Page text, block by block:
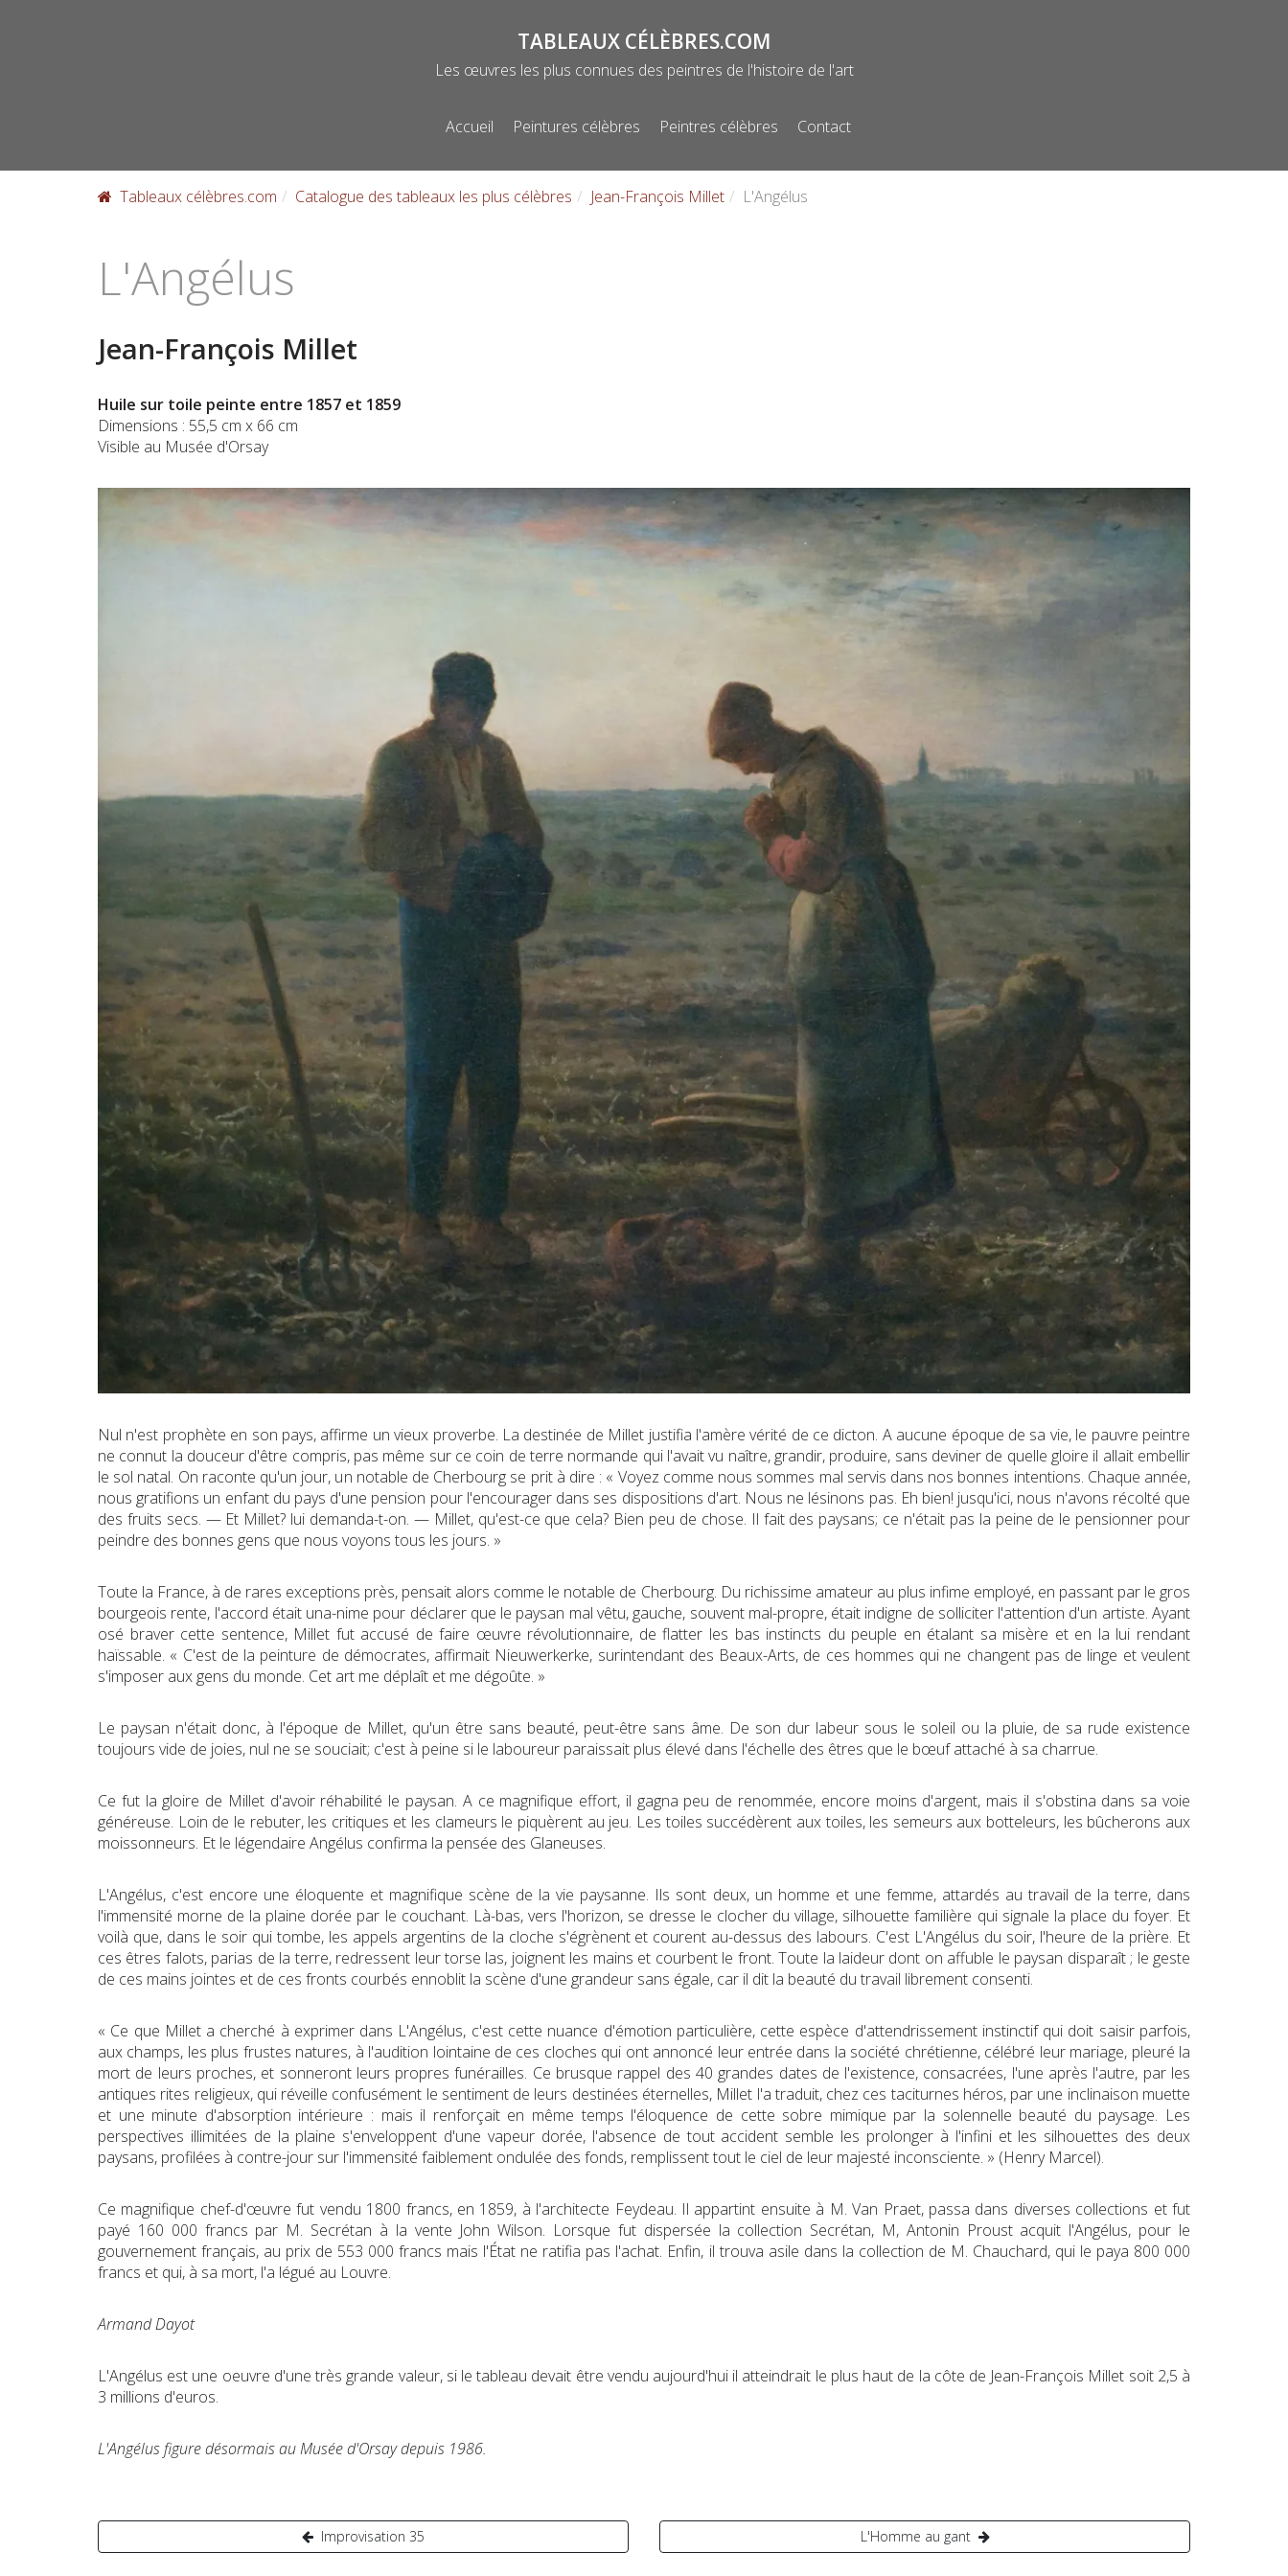
TABLEAUX CÉLÈBRES.COM
Les œuvres les plus connues des peintres de l'histoire de l'art
Menu
Accueil Peintures célèbres Peintres célèbres Contact
Tableaux célèbres.com Catalogue des tableaux les plus célèbres Jean-François Millet L'Angélus
L'Angélus
Jean-François Millet
Huile sur toile peinte entre 1857 et 1859
Dimensions : 55,5 cm x 66 cm
Visible au Musée d'Orsay
Nul n'est prophète en son pays, affirme un vieux proverbe. La destinée de Millet justifia l'amère vérité de ce dicton. A aucune époque de sa vie, le pauvre peintre
ne connut la douceur d'être compris, pas même sur ce coin de terre normande qui l'avait vu naître, grandir, produire, sans deviner de quelle gloire il allait embellir
le sol natal. On raconte qu'un jour, un notable de Cherbourg se prit à dire : « Voyez comme nous sommes mal servis dans nos bonnes intentions. Chaque année,
nous gratifions un enfant du pays d'une pension pour l'encourager dans ses dispositions d'art. Nous ne lésinons pas. Eh bien! jusqu'ici, nous n'avons récolté que
des fruits secs. — Et Millet? lui demanda-t-on. — Millet, qu'est-ce que cela? Bien peu de chose. Il fait des paysans; ce n'était pas la peine de le pensionner pour
peindre des bonnes gens que nous voyons tous les jours. »
Toute la France, à de rares exceptions près, pensait alors comme le notable de Cherbourg. Du richissime amateur au plus infime employé, en passant par le gros
bourgeois rente, l'accord était una-nime pour déclarer que le paysan mal vêtu, gauche, souvent mal-propre, était indigne de solliciter l'attention d'un artiste. Ayant
osé braver cette sentence, Millet fut accusé de faire œuvre révolutionnaire, de flatter les bas instincts du peuple en étalant sa misère et en la lui rendant
haïssable. « C'est de la peinture de démocrates, affirmait Nieuwerkerke, surintendant des Beaux-Arts, de ces hommes qui ne changent pas de linge et veulent
s'imposer aux gens du monde. Cet art me déplaît et me dégoûte. »
Le paysan n'était donc, à l'époque de Millet, qu'un être sans beauté, peut-être sans âme. De son dur labeur sous le soleil ou la pluie, de sa rude existence
toujours vide de joies, nul ne se souciait; c'est à peine si le laboureur paraissait plus élevé dans l'échelle des êtres que le bœuf attaché à sa charrue.
Ce fut la gloire de Millet d'avoir réhabilité le paysan. A ce magnifique effort, il gagna peu de renommée, encore moins d'argent, mais il s'obstina dans sa voie
généreuse. Loin de le rebuter, les critiques et les clameurs le piquèrent au jeu. Les toiles succédèrent aux toiles, les semeurs aux botteleurs, les bûcherons aux
moissonneurs. Et le légendaire Angélus confirma la pensée des Glaneuses.
L'Angélus, c'est encore une éloquente et magnifique scène de la vie paysanne. Ils sont deux, un homme et une femme, attardés au travail de la terre, dans
l'immensité morne de la plaine dorée par le couchant. Là-bas, vers l'horizon, se dresse le clocher du village, silhouette familière qui signale la place du foyer. Et
voilà que, dans le soir qui tombe, les appels argentins de la cloche s'égrènent et courent au-dessus des labours. C'est L'Angélus du soir, l'heure de la prière. Et
ces êtres falots, parias de la terre, redressent leur torse las, joignent les mains et courbent le front. Toute la laideur dont on affuble le paysan disparaît ; le geste
de ces mains jointes et de ces fronts courbés ennoblit la scène d'une grandeur sans égale, car il dit la beauté du travail librement consenti.
« Ce que Millet a cherché à exprimer dans L'Angélus, c'est cette nuance d'émotion particulière, cette espèce d'attendrissement instinctif qui doit saisir parfois,
aux champs, les plus frustes natures, à l'audition lointaine de ces cloches qui ont annoncé leur entrée dans la société chrétienne, célébré leur mariage, pleuré la
mort de leurs proches, et sonneront leurs propres funérailles. Ce brusque rappel des 40 grandes dates de l'existence, consacrées, l'une après l'autre, par les
antiques rites religieux, qui réveille confusément le sentiment de leurs destinées éternelles, Millet l'a traduit, chez ces taciturnes héros, par une inclinaison muette
et une minute d'absorption intérieure : mais il renforçait en même temps l'éloquence de cette sobre mimique par la solennelle beauté du paysage. Les
perspectives illimitées de la plaine s'enveloppent d'une vapeur dorée, l'absence de tout accident semble les prolonger à l'infini et les silhouettes des deux
paysans, profilées à contre-jour sur l'immensité faiblement ondulée des fonds, remplissent tout le ciel de leur majesté inconsciente. » (Henry Marcel).
Ce magnifique chef-d'œuvre fut vendu 1800 francs, en 1859, à l'architecte Feydeau. Il appartint ensuite à M. Van Praet, passa dans diverses collections et fut
payé 160 000 francs par M. Secrétan à la vente John Wilson. Lorsque fut dispersée la collection Secrétan, M, Antonin Proust acquit l'Angélus, pour le
gouvernement français, au prix de 553 000 francs mais l'État ne ratifia pas l'achat. Enfin, il trouva asile dans la collection de M. Chauchard, qui le paya 800 000
francs et qui, à sa mort, l'a légué au Louvre.
Armand Dayot
L'Angélus est une oeuvre d'une très grande valeur, si le tableau devait être vendu aujourd'hui il atteindrait le plus haut de la côte de Jean-François Millet soit 2,5 à
3 millions d'euros.
L'Angélus figure désormais au Musée d'Orsay depuis 1986.
Navigation
de
Improvisation 35 L'Homme au gant